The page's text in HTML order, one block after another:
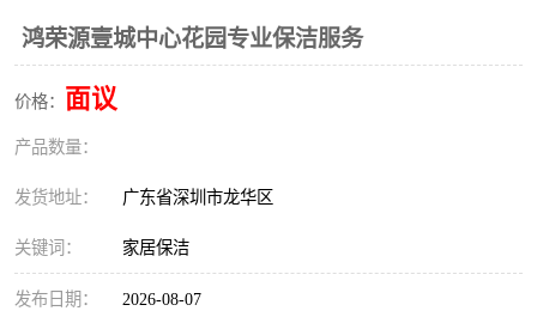
鸿荣源壹城中心花园专业保洁服务
价格： 面议
产品数量：
发货地址： 广东省深圳市龙华区
关键词： 家居保洁
发布日期： 2026-08-07